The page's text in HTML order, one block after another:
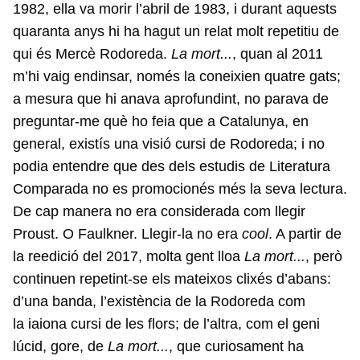
1982, ella va morir l’abril de 1983, i durant aquests
quaranta anys hi ha hagut un relat molt repetitiu de
qui és Mercè Rodoreda. La mort..., quan al 2011
m’hi vaig endinsar, només la coneixien quatre gats;
a mesura que hi anava aprofundint, no parava de
preguntar-me què ho feia que a Catalunya, en
general, existís una visió cursi de Rodoreda; i no
podia entendre que des dels estudis de Literatura
Comparada no es promocionés més la seva lectura.
De cap manera no era considerada com llegir
Proust. O Faulkner. Llegir-la no era cool. A partir de
la reedició del 2017, molta gent lloa La mort..., però
continuen repetint-se els mateixos clixés d’abans:
d’una banda, l’existència de la Rodoreda com
la iaiona cursi de les flors; de l’altra, com el geni
lúcid, gore, de La mort..., que curiosament ha